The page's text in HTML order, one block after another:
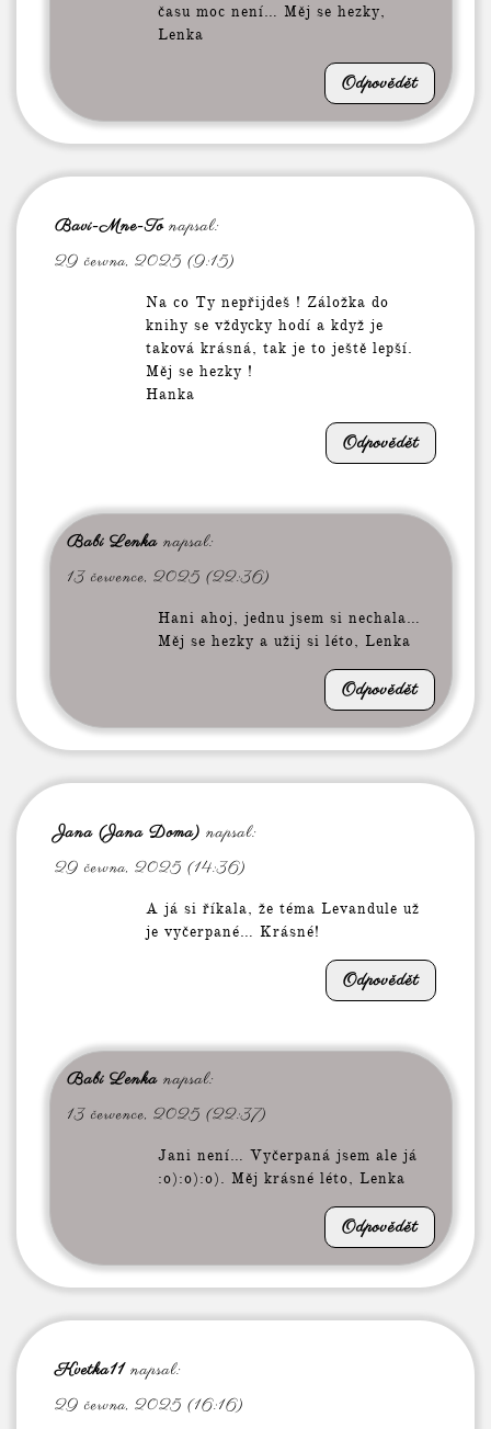
času moc není… Měj se hezky,
Lenka
Odpovědět
Bavi-Mne-To napsal:
29 června, 2025 (9:15)
Na co Ty nepřijdeš ! Záložka do
knihy se vždycky hodí a když je
taková krásná, tak je to ještě lepší.
Měj se hezky !
Hanka
Odpovědět
Babi Lenka napsal:
13 července, 2025 (22:36)
Hani ahoj, jednu jsem si nechala…
Měj se hezky a užij si léto, Lenka
Odpovědět
Jana (Jana Doma) napsal:
29 června, 2025 (14:36)
A já si říkala, že téma Levandule už
je vyčerpané… Krásné!
Odpovědět
Babi Lenka napsal:
13 července, 2025 (22:37)
Jani není… Vyčerpaná jsem ale já
:o):o):o). Měj krásné léto, Lenka
Odpovědět
Kvetka11 napsal:
29 června, 2025 (16:16)